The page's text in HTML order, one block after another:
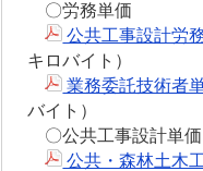
〇労務単価
公共工事設計労
キロバイト）
業務委託技術者
バイト）
〇公共工事設計単価
公共・森林土木